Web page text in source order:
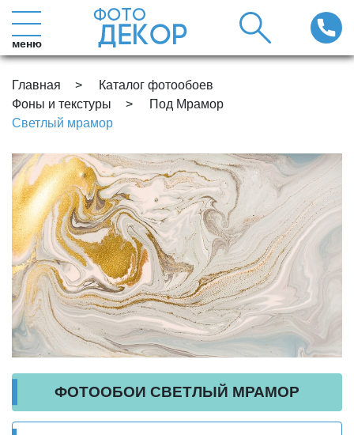
меню
Главная
Каталог фотообоев
Фоны и текстуры
Под Мрамор
Светлый мрамор
ФОТООБОИ СВЕТЛЫЙ МРАМОР